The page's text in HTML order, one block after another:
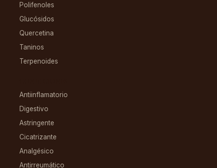
Polifenoles
Glucósidos
Quercetina
Taninos
Terpenoides
Antiinflamatorio
Digestivo
Astringente
Cicatrizante
Analgésico
Antirreumático